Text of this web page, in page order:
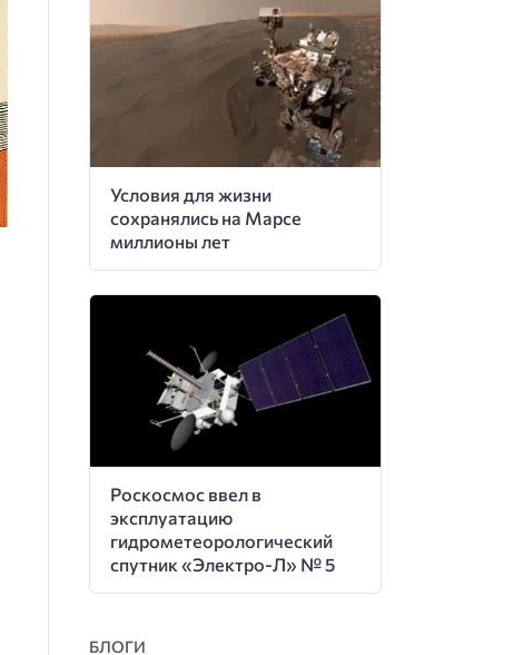
Условия для жизни
сохранялись на Марсе
миллионы лет
Роскосмос ввел в
эксплуатацию
гидрометеорологический
спутник «Электро-Л» № 5
БЛОГИ